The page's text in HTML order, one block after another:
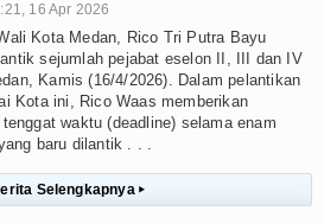
16 Apr 2026
Kota Medan, Rico Tri Putra Bayu
sejumlah pejabat eselon II, III dan IV
Kamis (16/4/2026). Dalam pelantikan
Kota ini, Rico Waas memberikan
waktu (deadline) selama enam
baru dilantik . . .
Selengkapnya ▸